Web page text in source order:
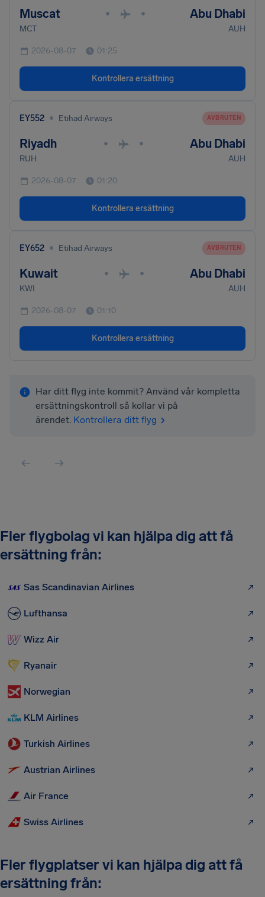
Muscat • • Abu Dhabi
MCT AUH
2026-08-07 01:25
Kontrollera ersättning
EY552 • Etihad Airways AVBRUTEN
Riyadh • • Abu Dhabi
RUH AUH
2026-08-07 01:20
Kontrollera ersättning
EY652 • Etihad Airways AVBRUTEN
Kuwait • • Abu Dhabi
KWI AUH
2026-08-07 01:10
Kontrollera ersättning
Har ditt flyg inte kommit? Använd vår kompletta
ersättningskontroll så kollar vi på
ärendet. Kontrollera ditt flyg
Fler flygbolag vi kan hjälpa dig att få
ersättning från:
Sas Scandinavian Airlines
Lufthansa
Wizz Air
Ryanair
Norwegian
KLM Airlines
Turkish Airlines
Austrian Airlines
Air France
Swiss Airlines
Fler flygplatser vi kan hjälpa dig att få
ersättning från: